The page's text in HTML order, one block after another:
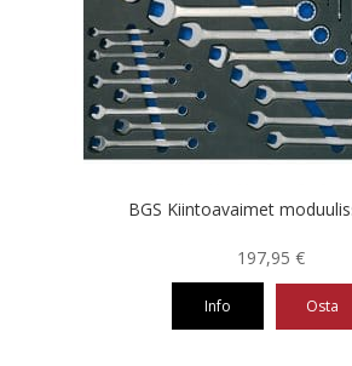
BGS Kiintoavaimet
197,95 €
Info Osta